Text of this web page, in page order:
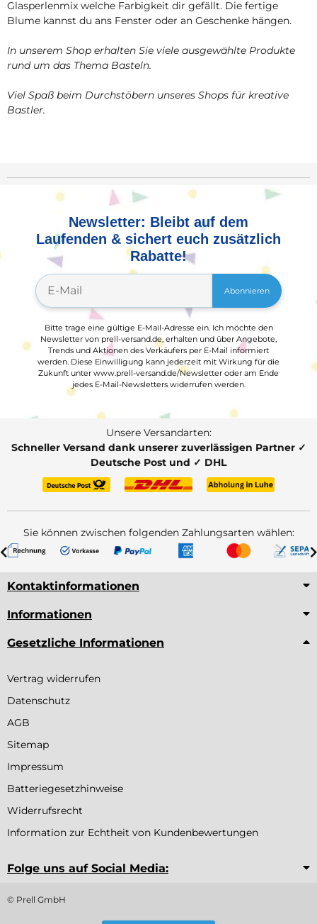
Glasperlenmix welche Farbigkeit dir gefällt. Die fertige
Blume kannst du ans Fenster oder an Geschenke hängen.
In unserem Shop erhalten Sie viele ausgewählte Produkte
rund um das Thema Basteln.
Viel Spaß beim Durchstöbern unseres Shops für kreative
Bastler.
Newsletter: Bleibt auf dem
Laufenden & sichert euch zusätzlich
Rabatte!
Abonnieren
Bitte trage eine gültige E-Mail-Adresse ein. Ich möchte den
Newsletter von prell-versand.de, erhalten und über Angebote,
Trends und Aktionen des Verkäufers per E-Mail informiert
werden. Diese Einwilligung kann jederzeit mit Wirkung für die
Zukunft unter www.prell-versand.de/Newsletter oder am Ende
jedes E-Mail-Newsletters widerrufen werden.
Unsere Versandarten:
Schneller Versand dank unserer zuverlässigen Partner ✓
Deutsche Post und ✓ DHL
Sie können zwischen folgenden Zahlungsarten wählen:
Kontaktinformationen
Informationen
Gesetzliche Informationen
Vertrag widerrufen
Datenschutz
AGB
Sitemap
Impressum
Batteriegesetzhinweise
Widerrufsrecht
Information zur Echtheit von Kundenbewertungen
Folge uns auf Social Media:
© Prell GmbH